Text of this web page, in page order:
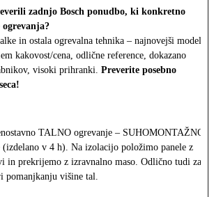
zadnjo Bosch ponudbo, ki konkretno
ogrevanja?
in ostala ogrevalna tehnika – najnovejši modeli
kakovost/cena, odlične reference, dokazano
visoki prihranki. Preverite posebno
TALNO ogrevanje – SUHOMONTAŽNO
v 4 h). Na izolacijo položimo panele z
in prekrijemo z izravnalno maso. Odlično tudi za
pomanjkanju višine tal.